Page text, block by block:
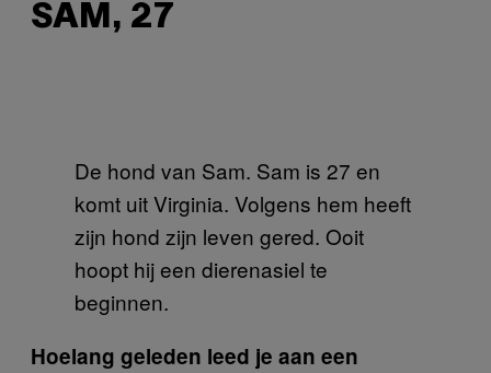
SAM, 27
De hond van Sam. Sam is 27 en
komt uit Virginia. Volgens hem heeft
zijn hond zijn leven gered. Ooit
hoopt hij een dierenasiel te
beginnen.
Hoelang geleden leed je aan een